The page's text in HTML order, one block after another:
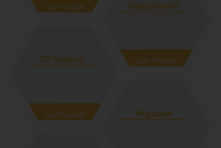
zum Produkt
ZS Säugend
zum Produkt
Säugemineral
zum Produkt
Megajoule